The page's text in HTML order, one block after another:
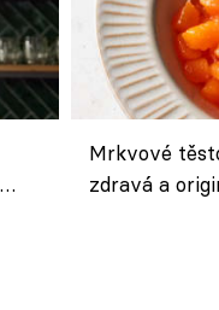
Mrkvové
zdravá a